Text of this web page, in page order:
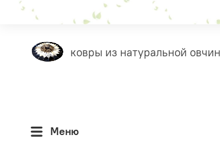
ковры из натуральной овчины
Меню